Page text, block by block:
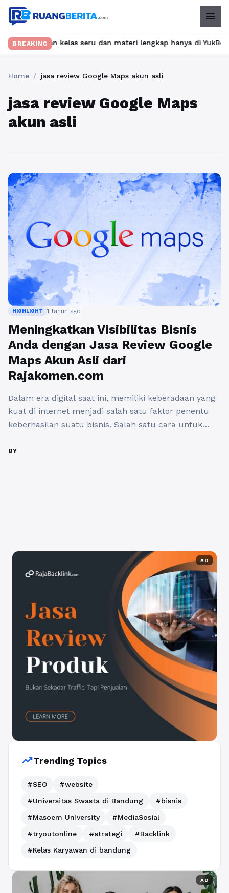
menu
BREAKINGkelas seru dan materi lengkap hanya di
Home / jasa review Google Maps akun asli
jasa review Google Maps
akun asli
HIGHLIGHT 1 tahun ago
Meningkatkan Visibilitas Bisnis
Anda dengan Jasa Review Google
Maps Akun Asli dari
Rajakomen.com
Dalam era digital saat ini, memiliki keberadaan yang
kuat di internet menjadi salah satu faktor penentu
keberhasilan suatu bisnis. Salah satu cara untuk
jasa review Google Maps. Dengan menggunakan jasa
BY
AD
trending_upTrending Topics
#SEO
#website
#Universitas Swasta di Bandung
#bisnis
#Masoem University
#MediaSosial
#tryoutonline
#strategi
#Backlink
#Kelas Karyawan di bandung
AD